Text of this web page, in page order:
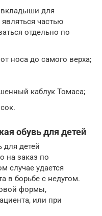
вкладыши для
частью
отдельно по
носа до самого верха;
каблук Томаса;
обувь для детей
для детей
на заказ по
случае удается
в борьбе с недугом.
формы,
или при